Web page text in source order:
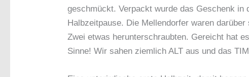
geschmückt. Verpackt wurde das Geschenk
Halbzeitpause. Die Mellendorfer waren
Zwei etwas herunterschraubten. Gereicht hat
Sinne! Wir sahen ziemlich ALT aus und das